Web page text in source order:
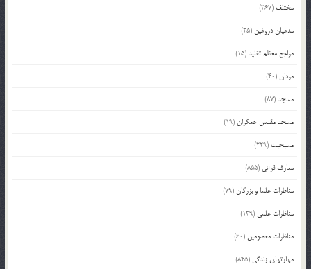
مختلف (367)
مدعیان دروغین (25)
مراجع معظم تقلید(15)
مردان(40)
مسجد(87)
مسجد مقدس جمکران(19)
مسیحیت (229)
معارف قرآنی (855)
مناظرات علما و بزرگان(79)
مناظرات علمی (139)
مناظرات معصومین (60)
مهارتهای زندگی (845)